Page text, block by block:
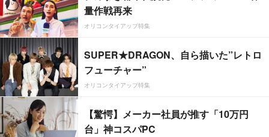
量作戦再来
オリコンタイアップ特集
SUPER★DRAGON、自ら描いた”レトロ
フューチャー”
オリコンタイアップ特集
【驚愕】メーカー社員が推す「10万円
台」神コスパPC